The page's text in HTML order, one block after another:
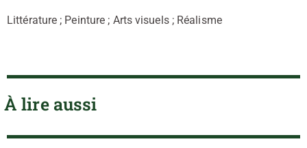
Littérature ; Peinture ; Arts visuels ; Réalisme
À lire aussi